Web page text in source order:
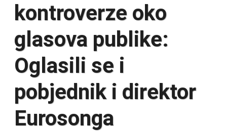
kontroverze oko
glasova publike:
Oglasili se i
pobjednik i direktor
Eurosonga